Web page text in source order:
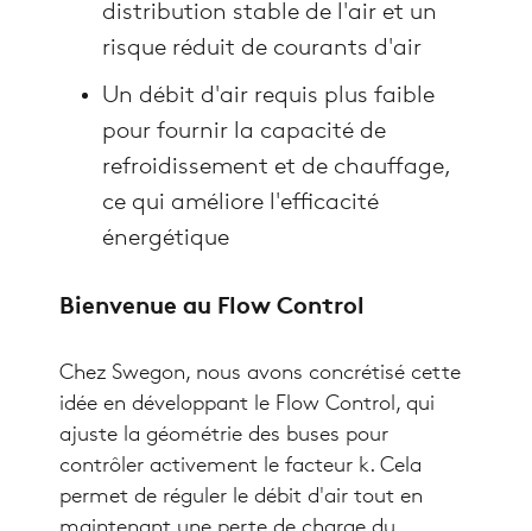
distribution stable de l'air et un
risque réduit de courants d'air
Un débit d'air requis plus faible
pour fournir la capacité de
refroidissement et de chauffage,
ce qui améliore l'efficacité
énergétique
Bienvenue au Flow Control
Chez Swegon, nous avons concrétisé cette
idée en développant le Flow Control, qui
ajuste la géométrie des buses pour
contrôler activement le facteur k. Cela
permet de réguler le débit d'air tout en